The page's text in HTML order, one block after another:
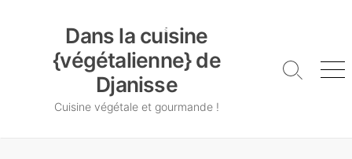
Dans la cuisine
{végétalienne} de
Djanisse
Cuisine végétale et gourmande !
Search